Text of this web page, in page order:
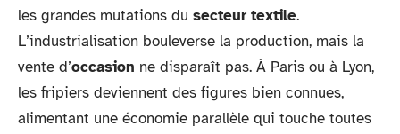
les grandes mutations du secteur textile.
L’industrialisation bouleverse la production, mais la
vente d’occasion ne disparaît pas. À Paris ou à Lyon,
les fripiers deviennent des figures bien connues,
alimentant une économie parallèle qui touche toutes